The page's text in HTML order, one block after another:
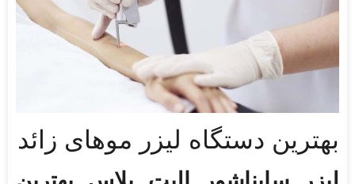
بهترین دستگاه لیزر موهای زائد